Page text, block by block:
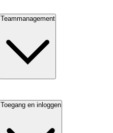
Teammanagement
Toegang en inloggen